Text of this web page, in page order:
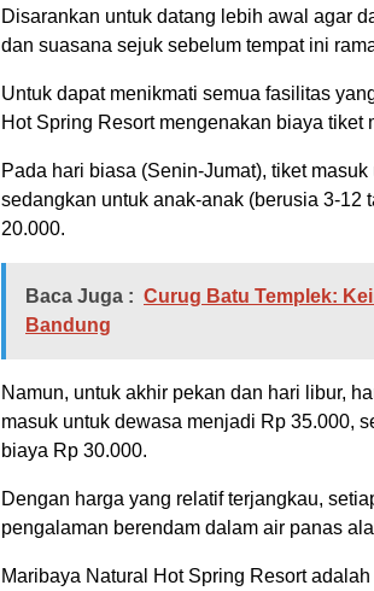
Disarankan untuk datang lebih awal agar
dan suasana sejuk sebelum tempat ini
Untuk dapat menikmati semua fasilitas
Hot Spring Resort mengenakan biaya tiket
Pada hari biasa (Senin-Jumat), tiket
sedangkan untuk anak-anak (berusia 3-12
20.000.
Baca Juga : Curug Batu Templek:
Bandung
Namun, untuk akhir pekan dan hari libur,
masuk untuk dewasa menjadi Rp 35.000,
biaya Rp 30.000.
Dengan harga yang relatif terjangkau,
pengalaman berendam dalam air panas
Maribaya Natural Hot Spring Resort